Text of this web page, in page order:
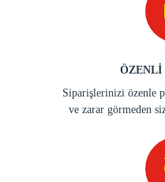
ÖZENLİ
Siparişlerinizi özenle
ve zarar görmeden